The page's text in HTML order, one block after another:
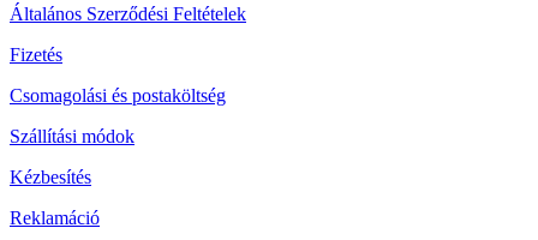
Általános Szerződési Feltételek
Fizetés
Csomagolási és postaköltség
Szállítási módok
Kézbesítés
Reklamáció